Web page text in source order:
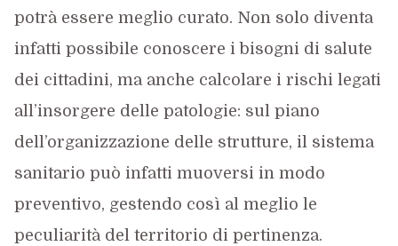
potrà essere meglio curato. Non solo diventa
infatti possibile conoscere i bisogni di salute
dei cittadini, ma anche calcolare i rischi legati
all’insorgere delle patologie: sul piano
dell’organizzazione delle strutture, il sistema
sanitario può infatti muoversi in modo
preventivo, gestendo così al meglio le
peculiarità del territorio di pertinenza.